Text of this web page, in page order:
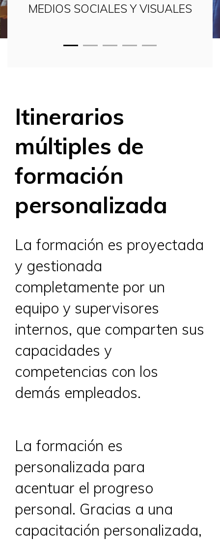
MEDIOS SOCIALES YVISUALES
Itinerarios
múltiples de
formación
personalizada
La formación es proyectada
y gestionada
completamente por un
equipo y supervisores
internos, que comparten sus
capacidades y
competencias con los
demás empleados.
La formación es
personalizada para
acentuar el progreso
personal. Gracias a una
capacitación personalizada,